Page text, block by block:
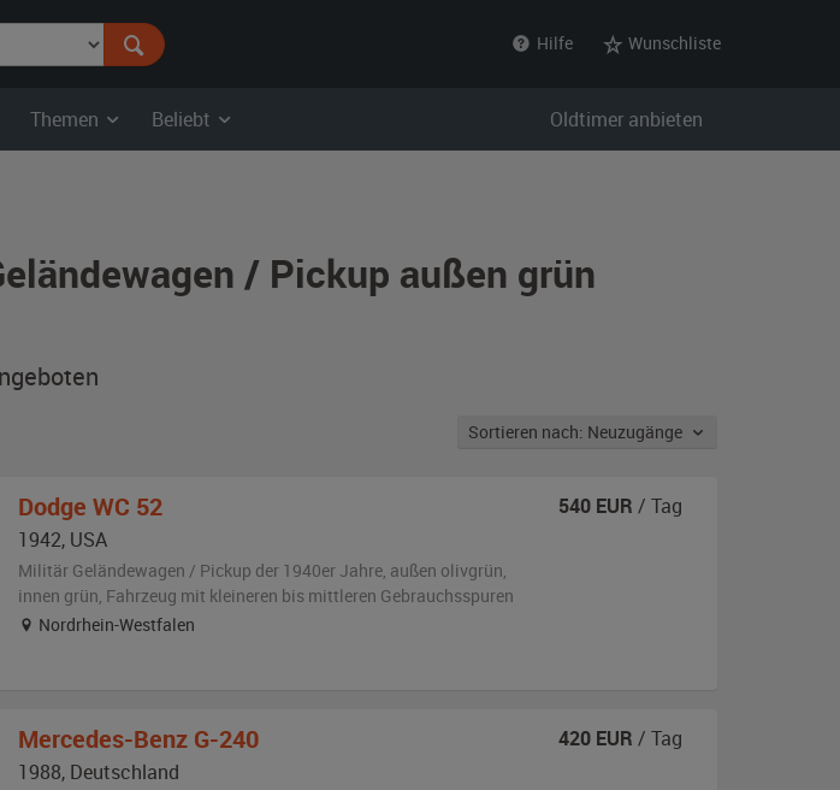
Hilfe Wunschliste
Themen Beliebt Oldtimer anbieten
/ Pickup außen grün
Sortieren nach: Neuzugänge
Dodge WC 52
1942, USA
Militär Geländewagen / Pickup der 1940er Jahre, außen olivgrün,
innen grün, Fahrzeug mit kleineren bis mittleren Gebrauchsspuren
Nordrhein-Westfalen
540 EUR / Tag
Mercedes-Benz G-240
1988, Deutschland
420 EUR / Tag